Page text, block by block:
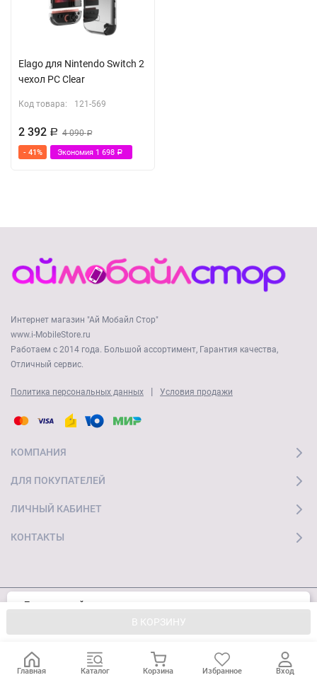
В КОРЗИНУ
Elago для Nintendo Switch 2
чехол PC Clear
Код товара: 121-569
2 392 Р 4 090Р
- 41% Экономия 1 698 Р
Интернет магазин "Ай Мобайл Стор"
www.i-MobileStore.ru
Работаем с 2014 года. Большой ассортимент, Гарантия качества,
Отличный сервис.
Политика персональных данных | Условия продажи
КОМПАНИЯ
ДЛЯ ПОКУПАТЕЛЕЙ
ЛИЧНЫЙ КАБИНЕТ
КОНТАКТЫ
Главная Каталог Корзина Избранное Вход
Пользуясь сайтом, вы соглашаетесь с